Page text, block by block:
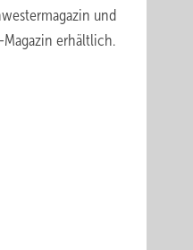
und
Magazin erhältlich.